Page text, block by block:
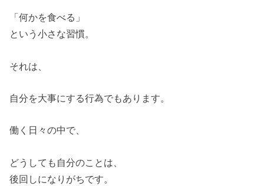
「何かを食べる」
という小さな習慣。
それは、
自分を大事にする行為でもあります。
働く日々の中で、
どうしても自分のことは、
後回しになりがちです。